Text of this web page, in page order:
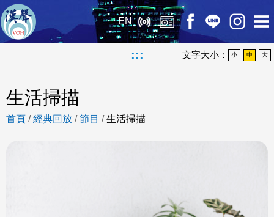
EN
::: 文字大小： 小 中 大
生活掃描
首頁 /經典回放 /節目 /生活掃描